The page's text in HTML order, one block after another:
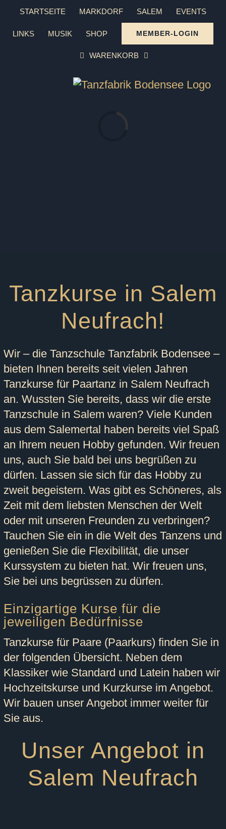
Zum
springen
STARTSEITE MARKDORF SALEM EVENTS
LINKS MUSIK SHOP MEMBER-LOGIN
WARENKORB
Laden...
Tanzkurse in Salem
Neufrach!
Wir – die Tanzschule Tanzfabrik Bodensee –
bieten Ihnen bereits seit vielen Jahren
Tanzkurse für Paartanz in Salem Neufrach
an. Wussten Sie bereits, dass wir die erste
Tanzschule in Salem waren? Viele Kunden
aus dem Salemertal haben bereits viel Spaß
an Ihrem neuen Hobby gefunden. Wir freuen
uns, auch Sie bald bei uns begrüßen zu
dürfen. Lassen sie sich für das Hobby zu
zweit begeistern. Was gibt es Schöneres, als
Zeit mit dem liebsten Menschen der Welt
oder mit unseren Freunden zu verbringen?
Tauchen Sie ein in die Welt des Tanzens und
genießen Sie die Flexibilität, die unser
Kurssystem zu bieten hat. Wir freuen uns,
Sie bei uns begrüssen zu dürfen.
Einzigartige Kurse für die
jeweiligen Bedürfnisse
Tanzkurse für Paare (Paarkurs) finden Sie in
der folgenden Übersicht. Neben dem
Klassiker wie Standard und Latein haben wir
Hochzeitskurse und Kurzkurse im Angebot.
Wir bauen unser Angebot immer weiter für
Sie aus.
Unser Angebot in
Salem Neufrach